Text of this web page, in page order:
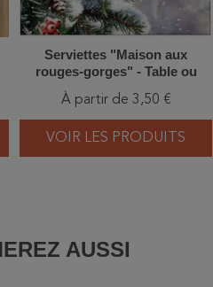
Serviettes "Maison aux
rouges-gorges" - Table ou
À partir de 3,50 €
VOIR LES PRODUITS
AUSSI